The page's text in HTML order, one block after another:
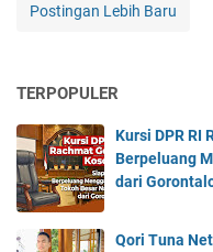
Postingan Lebih Baru
TERPOPULER
Kursi DPR RI
Berpeluang
dari
Qori Tuna